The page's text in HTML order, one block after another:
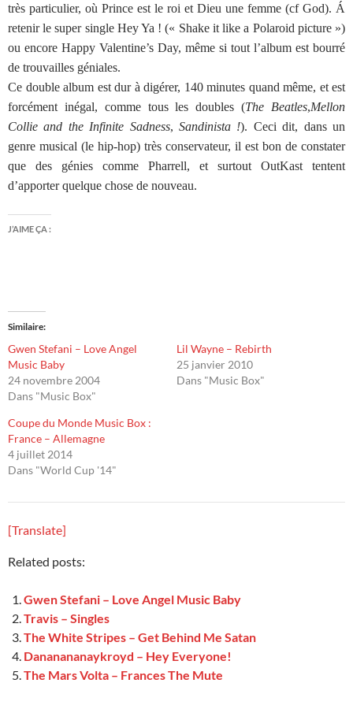
très particulier, où Prince est le roi et Dieu une femme (cf God). Á
retenir le super single Hey Ya ! (« Shake it like a Polaroid picture »)
ou encore Happy Valentine’s Day, même si tout l’album est bourré
de trouvailles géniales.
Ce double album est dur à digérer, 140 minutes quand même, et est
forcément inégal, comme tous les doubles (The Beatles,Mellon
Collie and the Infinite Sadness,Sandinista !). Ceci dit, dans un
genre musical (le hip-hop) très conservateur, il est bon de constater
que des génies comme Pharrell, et surtout OutKast tentent
d’apporter quelque chose de nouveau.
J’AIME ÇA :
Similaire
Gwen Stefani – Love Angel
Music Baby
24 novembre 2004
Dans "Music Box"
Lil Wayne – Rebirth
25 janvier 2010
Dans "Music Box"
Coupe du Monde Music Box :
France – Allemagne
4 juillet 2014
Dans "World Cup '14"
[Translate]
Related posts:
Gwen Stefani – Love Angel Music Baby
Travis – Singles
The White Stripes – Get Behind Me Satan
Dananananaykroyd – Hey Everyone!
The Mars Volta – Frances The Mute